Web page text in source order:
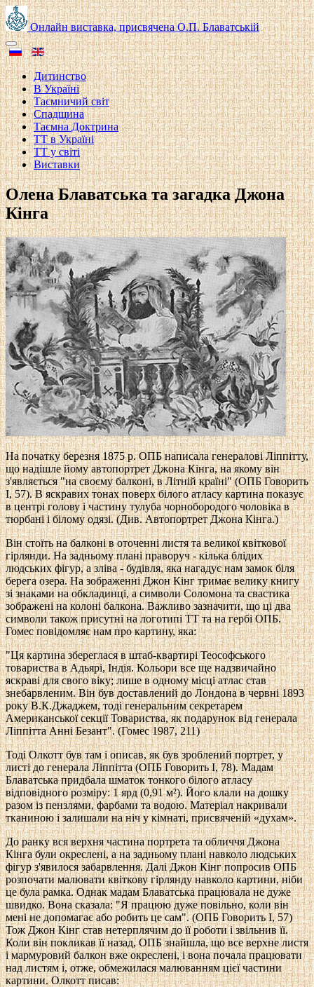
Онлайн виставка, присвячена О.П. Блаватській
Дитинство
В Україні
Таємничий світ
Спадщина
Таємна Доктрина
ТТ в Україні
ТТ у світі
Виставки
Олена Блаватська та загадка Джона
Кінга
На початку березня 1875 р. ОПБ написала генералові Ліппітту,
що надішле йому автопортрет Джона Кінга, на якому він
з'являється "на своєму балконі, в Літній країні" (ОПБ Говорить
I, 57). В яскравих тонах поверх білого атласу картина показує
в центрі голову і частину тулуба чорнобородого чоловіка в
тюрбані і білому одязі. (Див. Автопортрет Джона Кінга.)
Він стоїть на балконі в оточенні листя та великої квіткової
гірлянди. На задньому плані праворуч - кілька блідих
людських фігур, а зліва - будівля, яка нагадує нам замок біля
берега озера. На зображенні Джон Кінг тримає велику книгу
зі знаками на обкладинці, а символи Соломона та свастика
зображені на колоні балкона. Важливо зазначити, що ці два
символи також присутні на логотипі TТ та на гербі ОПБ.
Гомес повідомляє нам про картину, яка:
"Ця картина збереглася в штаб-квартирі Теософського
товариства в Адьярі, Індія. Кольори все ще надзвичайно
яскраві для свого віку; лише в одному місці атлас став
знебарвленим. Він був доставлений до Лондона в червні 1893
року В.К.Джаджем, тоді генеральним секретарем
Американської секції Товариства, як подарунок від генерала
Ліппітта Анні Безант". (Гомес 1987, 211)
Тоді Олкотт був там і описав, як був зроблений портрет, у
листі до генерала Ліппітта (ОПБ Говорить I, 78). Мадам
Блаватська придбала шматок тонкого білого атласу
відповідного розміру: 1 ярд (0,91 м²). Його клали на дошку
разом із пензлями, фарбами та водою. Матеріал накривали
тканиною і залишали на ніч у кімнаті, присвяченій «духам».
До ранку вся верхня частина портрета та обличчя Джона
Кінга були окреслені, а на задньому плані навколо людських
фігур з'явилося забарвлення. Далі Джон Кінг попросив ОПБ
розпочати малювати квіткову гірлянду навколо картини, ніби
це була рамка. Однак мадам Блаватська працювала не дуже
швидко. Вона сказала: "Я працюю дуже повільно, коли він
мені не допомагає або робить це сам". (ОПБ Говорить I, 57)
Тож Джон Кінг став нетерплячим до її роботи і звільнив її.
Коли він покликав її назад, ОПБ знайшла, що все верхне листя
і мармуровий балкон вже окреслені, і вона почала працювати
над листям і, отже, обмежилася малюванням цієї частини
картини. Олкотт писав: